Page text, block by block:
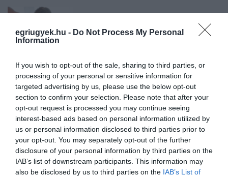
egriugyek.hu - Do Not Process My Personal
Information
If you wish to opt-out of the sale, sharing to third parties, or
processing of your personal or sensitive information for
targeted advertising by us, please use the below opt-out
section to confirm your selection. Please note that after your
opt-out request is processed you may continue seeing
interest-based ads based on personal information utilized by
us or personal information disclosed to third parties prior to
your opt-out. You may separately opt-out of the further
disclosure of your personal information by third parties on the
IAB’s list of downstream participants. This information may
also be disclosed by us to third parties on the IAB’s List of
35 PERCES TANÓRÁK ÉS KEVESEBB HÁZI
FELADAT JÖHET AZ ALSÓ ...
BAKA ANDRÁST JELÖLI KÖZTÁRSASÁGI
ELNÖKNEK A TISZA
2026. augusztus 08|Mindenki ügye